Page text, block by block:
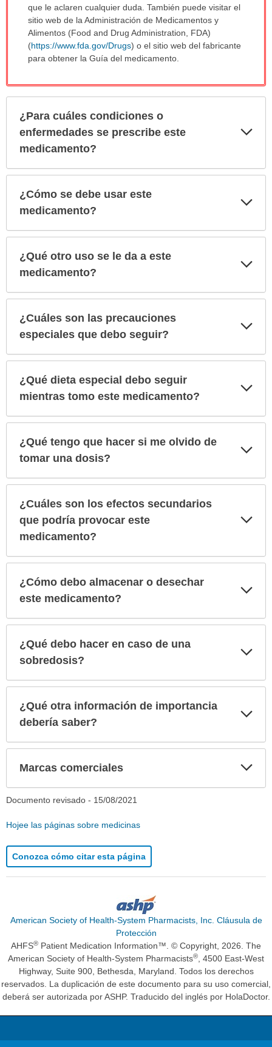
que le aclaren cualquier duda. También puede visitar el
sitio web de la Administración de Medicamentos y
Alimentos (Food and Drug Administration, FDA)
(https://www.fda.gov/Drugs) o el sitio web del fabricante
para obtener la Guía del medicamento.
¿Para cuáles condiciones o
enfermedades se prescribe este
medicamento?
¿Cómo se debe usar este
medicamento?
¿Qué otro uso se le da a este
medicamento?
¿Cuáles son las precauciones
especiales que debo seguir?
¿Qué dieta especial debo seguir
mientras tomo este medicamento?
¿Qué tengo que hacer si me olvido de
tomar una dosis?
¿Cuáles son los efectos secundarios
que podría provocar este
medicamento?
¿Cómo debo almacenar o desechar
este medicamento?
¿Qué debo hacer en caso de una
sobredosis?
¿Qué otra información de importancia
debería saber?
Marcas comerciales
Documento revisado - 15/08/2021
Hojee las páginas sobre medicinas
Conozca cómo citar esta página
American Society of Health-System Pharmacists, Inc. Cláusula de
Protección
AHFS® Patient Medication Information™. © Copyright, 2026. The
American Society of Health-System Pharmacists®, 4500 East-West
Highway, Suite 900, Bethesda, Maryland. Todos los derechos
reservados. La duplicación de este documento para su uso comercial,
deberá ser autorizada por ASHP. Traducido del inglés por HolaDoctor.